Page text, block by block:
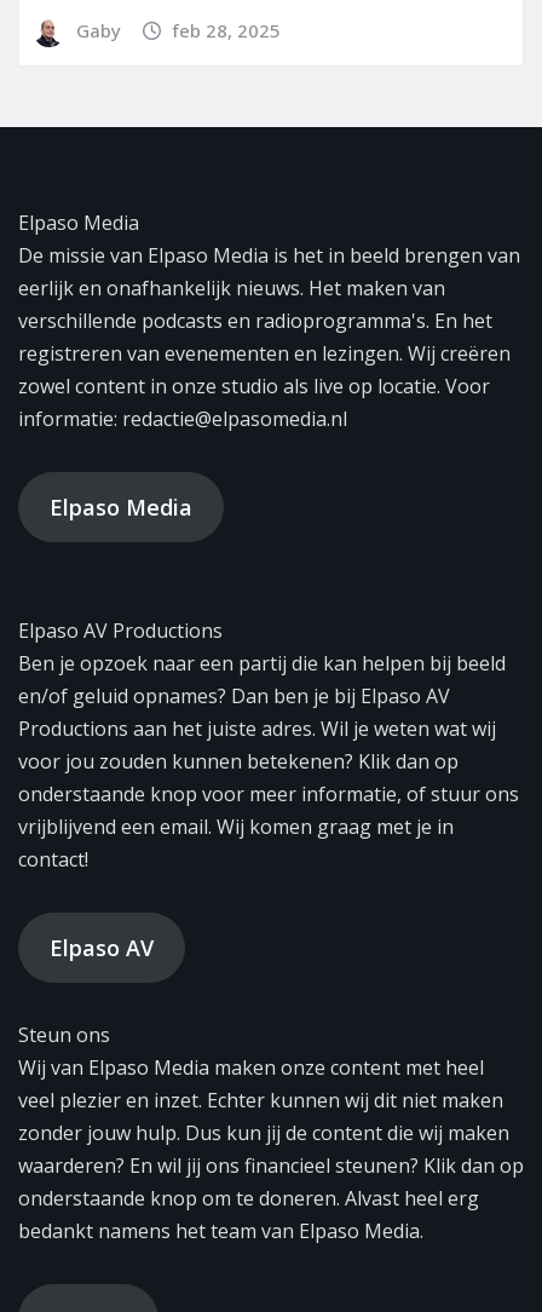
Gaby feb 28, 2025
Elpaso Media
De missie van Elpaso Media is het in beeld brengen van
eerlijk en onafhankelijk nieuws. Het maken van
verschillende podcasts en radioprogramma's. En het
registreren van evenementen en lezingen. Wij creëren
zowel content in onze studio als live op locatie. Voor
informatie: redactie@elpasomedia.nl
Elpaso Media
Elpaso AV Productions
Ben je opzoek naar een partij die kan helpen bij beeld
en/of geluid opnames? Dan ben je bij Elpaso AV
Productions aan het juiste adres. Wil je weten wat wij
voor jou zouden kunnen betekenen? Klik dan op
onderstaande knop voor meer informatie, of stuur ons
vrijblijvend een email. Wij komen graag met je in
contact!
Elpaso AV
Steun ons
Wij van Elpaso Media maken onze content met heel
veel plezier en inzet. Echter kunnen wij dit niet maken
zonder jouw hulp. Dus kun jij de content die wij maken
waarderen? En wil jij ons financieel steunen? Klik dan op
onderstaande knop om te doneren. Alvast heel erg
bedankt namens het team van Elpaso Media.